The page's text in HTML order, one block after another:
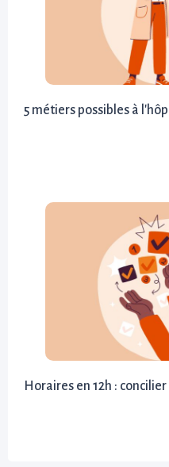
5 métiers possibles à
Horaires en 12h :